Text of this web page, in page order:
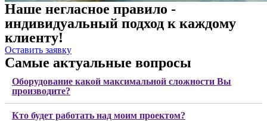
Наше негласное правило -
индивидуальный подход к каждому
клиенту!
Оставить заявку
Самые актуальные вопросы
Оборудование какой максимальной сложности Вы
производите?
Кто будет работать над моим проектом?